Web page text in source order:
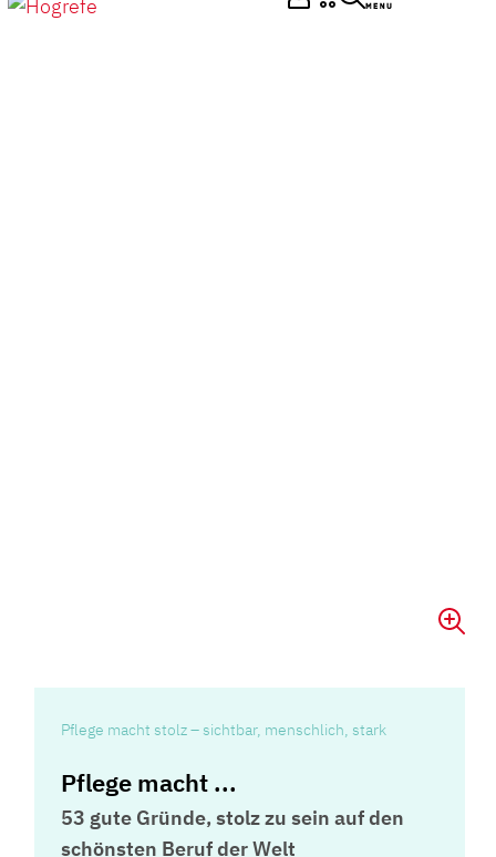
Pflege macht stolz – sichtbar, menschlich, stark
Pflege macht ...
53 gute Gründe, stolz zu sein auf den
schönsten Beruf der Welt